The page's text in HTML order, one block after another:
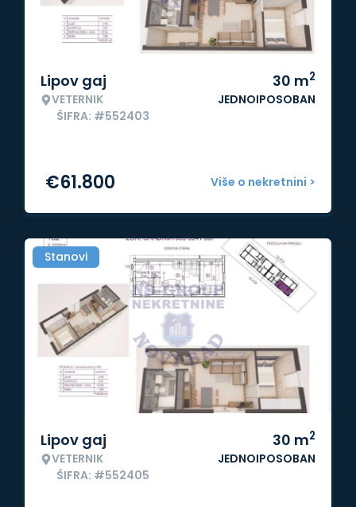
Lipov gaj
VETERNIK
ŠIFRA: #552403
30 m2
JEDNOIPOSOBAN
Više o nekretnini >
€61.800
Stanovi
Lipov gaj
VETERNIK
ŠIFRA: #552405
30 m2
JEDNOIPOSOBAN